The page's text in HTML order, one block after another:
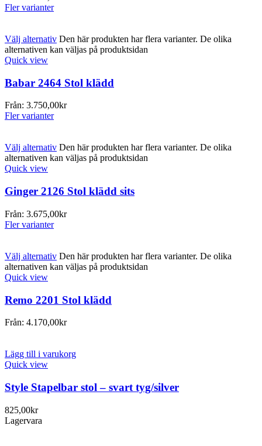
Fler varianter
Välj alternativ Den här produkten har flera varianter. De olika
alternativen kan väljas på produktsidan
Quick view
Babar 2464 Stol klädd
Från: 3.750,00kr
Fler varianter
Välj alternativ Den här produkten har flera varianter. De olika
alternativen kan väljas på produktsidan
Quick view
Ginger 2126 Stol klädd sits
Från: 3.675,00kr
Fler varianter
Välj alternativ Den här produkten har flera varianter. De olika
alternativen kan väljas på produktsidan
Quick view
Remo 2201 Stol klädd
Från: 4.170,00kr
Lägg till i varukorg
Quick view
Style Stapelbar stol – svart tyg/silver
825,00kr
Lagervara